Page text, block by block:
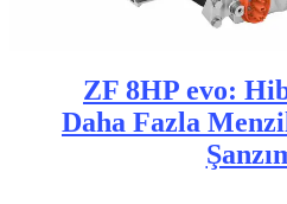
ZF 8HP evo:
Daha Fazla